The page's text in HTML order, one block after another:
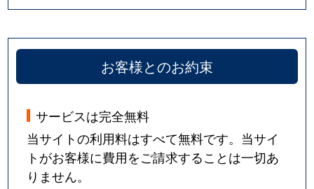
お客様とのお約束
サービスは完全無料
当サイトの利用料はすべて無料です。当サイ
トがお客様に費用をご請求することは一切あ
りません。